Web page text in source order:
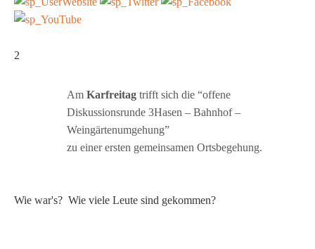
2
Am Karfreitag trifft sich die “offene
Diskussionsrunde 3Hasen – Bahnhof –
Weingärtenumgehung”
zu einer ersten gemeinsamen Ortsbegehung.
Wie war's? Wie viele Leute sind gekommen?